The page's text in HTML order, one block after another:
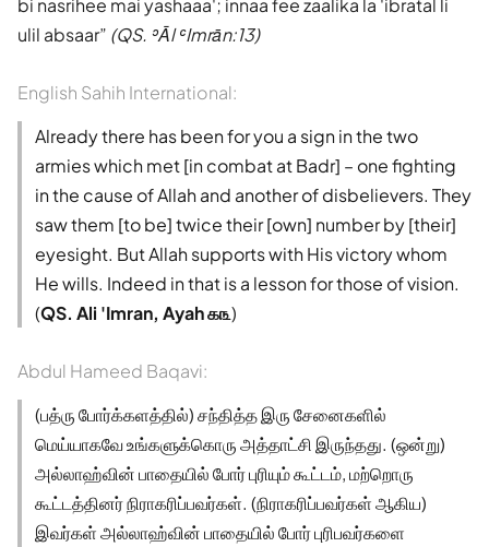
bi nasrihee mai yashaaa'; innaa fee zaalika la 'ibratal li
ulil absaar (QS. ʾĀl ʿImrān:13)
English Sahih International:
Already there has been for you a sign in the two
armies which met [in combat at Badr] – one fighting
in the cause of Allah and another of disbelievers. They
saw them [to be] twice their [own] number by [their]
eyesight. But Allah supports with His victory whom
He wills. Indeed in that is a lesson for those of vision.
(QS. Ali 'Imran, Ayah ௧௩)
Abdul Hameed Baqavi:
(பத்ரு போர்க்களத்தில்) சந்தித்த இரு சேனைகளில்
மெய்யாகவே உங்களுக்கொரு அத்தாட்சி இருந்தது. (ஒன்று)
அல்லாஹ்வின் பாதையில் போர் புரியும் கூட்டம், மற்றொரு
கூட்டத்தினர் நிராகரிப்பவர்கள். (நிராகரிப்பவர்கள் ஆகிய)
இவர்கள் அல்லாஹ்வின் பாதையில் போர் புரிபவர்களை